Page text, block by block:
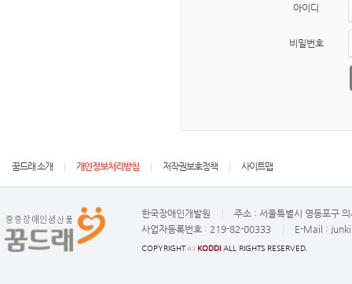
아이디
비밀번호
꿈드래 소개 개인정보처리방침 저작권보호정책 사이트맵
한국장애인개발원 주소 : 서울특별시 영등포구
사업자등록번호 : 219-82-00333 E-Mail :
COPYRIGHT ⓒ KODDI ALL RIGHTS RESERVED.